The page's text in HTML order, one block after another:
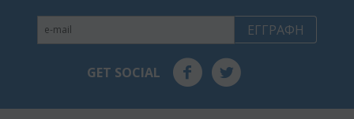
ΕΓΓΡΑΦΉ
GET SOCIAL